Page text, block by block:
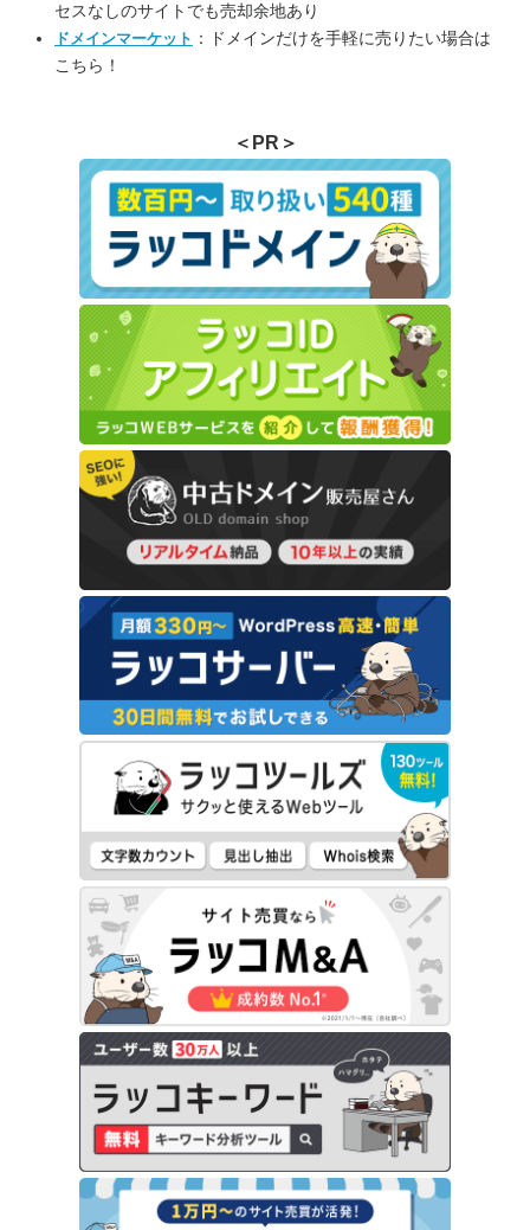
セスなしのサイトでも売却余地あり
ドメインマーケット ：ドメインだけを手軽に売りたい場合は
こちら！
＜PR＞